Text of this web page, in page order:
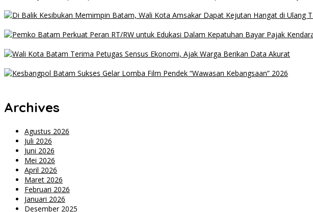
Archives
Agustus 2026
Juli 2026
Juni 2026
Mei 2026
April 2026
Maret 2026
Februari 2026
Januari 2026
Desember 2025